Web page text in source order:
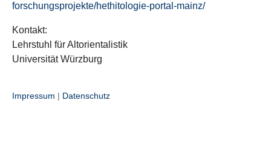
forschungsprojekte/hethitologie-portal-mainz/
Kontakt:
Lehrstuhl für Altorientalistik
Universität Würzburg
Impressum | Datenschutz